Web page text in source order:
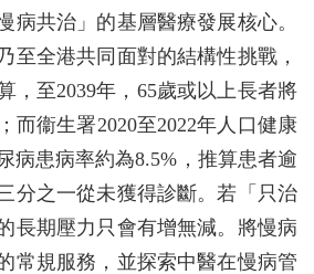
病共治」的基層醫療發展核心。
至全港共同面對的結構性挑戰，
，至2039年，65歲或以上長者將
而衞生署2020至2022年人口健康
病患病率約為8.5%，推算患者逾
分之一從未獲得診斷。若「只治
長期壓力只會有增無減。將慢病
常規服務，並探索中醫在慢病管